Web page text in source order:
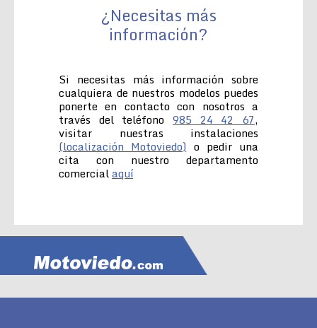
¿Necesitas más
información?
Si necesitas más información sobre
cualquiera de nuestros modelos puedes
ponerte en contacto con nosotros a
través del teléfono 985 24 42 67,
visitar nuestras instalaciones
(localización Motoviedo) o pedir una
cita con nuestro departamento
comercialaquí